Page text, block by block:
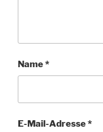
Name*
E-Mail-Adresse*